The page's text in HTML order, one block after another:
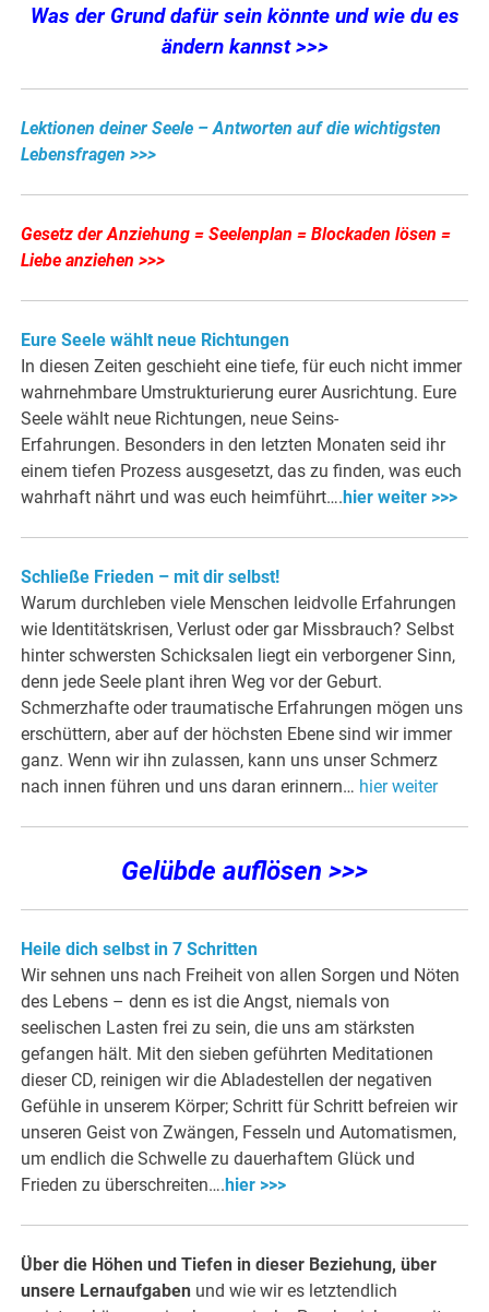
Was der Grund dafür sein könnte und wie du es
ändern kannst >>>
Lektionen deiner Seele – Antworten auf die wichtigsten
Lebensfragen >>>
Gesetz der Anziehung = Seelenplan = Blockaden lösen =
Liebe anziehen >>>
Eure Seele wählt neue Richtungen
In diesen Zeiten geschieht eine tiefe, für euch nicht immer
wahrnehmbare Umstrukturierung eurer Ausrichtung. Eure
Seele wählt neue Richtungen, neue Seins-
Erfahrungen. Besonders in den letzten Monaten seid ihr
einem tiefen Prozess ausgesetzt, das zu finden, was euch
wahrhaft nährt und was euch heimführt…. hier weiter >>>
Schließe Frieden – mit dir selbst!
Warum durchleben viele Menschen leidvolle Erfahrungen
wie Identitätskrisen, Verlust oder gar Missbrauch? Selbst
hinter schwersten Schicksalen liegt ein verborgener Sinn,
denn jede Seele plant ihren Weg vor der Geburt.
Schmerzhafte oder traumatische Erfahrungen mögen uns
erschüttern, aber auf der höchsten Ebene sind wir immer
ganz. Wenn wir ihn zulassen, kann uns unser Schmerz
nach innen führen und uns daran erinnern… hier weiter
Gelübde auflösen >>>
Heile dich selbst in 7 Schritten
Wir sehnen uns nach Freiheit von allen Sorgen und Nöten
des Lebens – denn es ist die Angst, niemals von
seelischen Lasten frei zu sein, die uns am stärksten
gefangen hält. Mit den sieben geführten Meditationen
dieser CD, reinigen wir die Abladestellen der negativen
Gefühle in unserem Körper; Schritt für Schritt befreien wir
unseren Geist von Zwängen, Fesseln und Automatismen,
um endlich die Schwelle zu dauerhaftem Glück und
Frieden zu überschreiten…. hier >>>
Über die Höhen und Tiefen in dieser Beziehung, über
unsere Lernaufgaben und wie wir es letztendlich